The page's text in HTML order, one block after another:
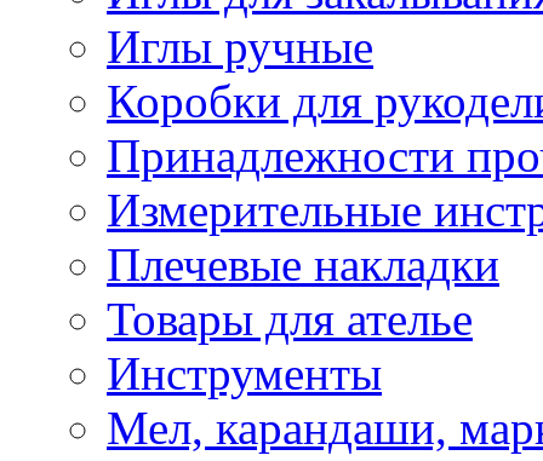
Иглы ручные
Коробки для
Принадлежности
Измерительные
Плечевые накладки
Товары для ателье
Инструменты
Мел, карандаши,